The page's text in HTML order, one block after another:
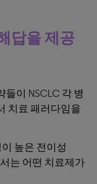
답을 제공
이 NSCLC 각 병
치료 패러다임을
높은 전이성
는 어떤 치료제가